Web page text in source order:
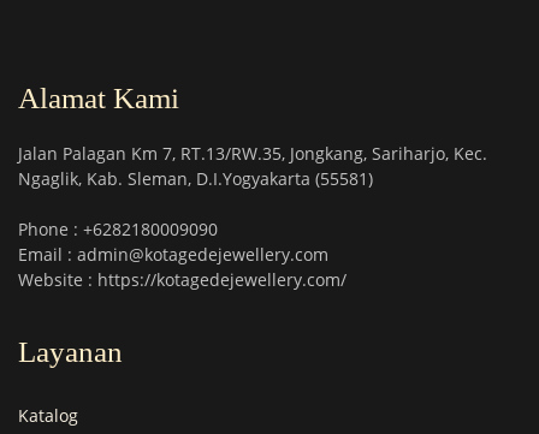
Alamat Kami
Jalan Palagan Km 7, RT.13/RW.35, Jongkang, Sariharjo, Kec.
Ngaglik, Kab. Sleman, D.I.Yogyakarta (55581)
Phone : +6282180009090
Email : admin@kotagedejewellery.com
Website : https://kotagedejewellery.com/
Layanan
Katalog